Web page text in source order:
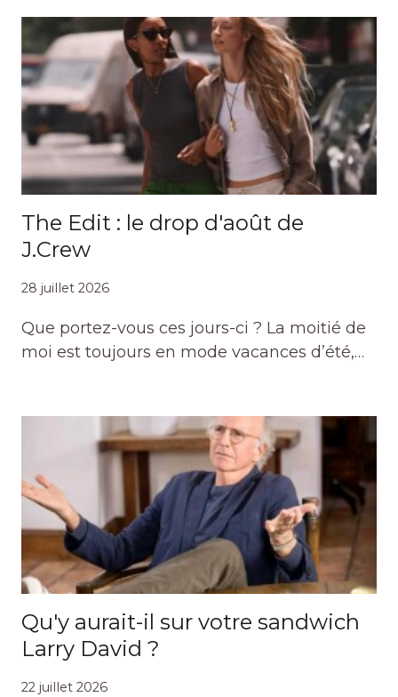
The Edit : le drop d'août de
J.Crew
28 juillet 2026
Que portez-vous ces jours-ci ? La moitié de
moi est toujours en mode vacances d’été,…
Qu'y aurait-il sur votre sandwich
Larry David ?
22 juillet 2026